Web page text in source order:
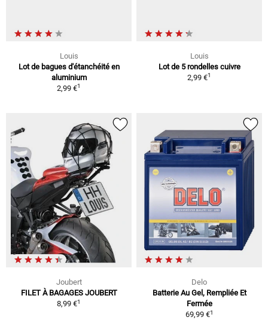
Louis
Lot de bagues d'étanchéité en
aluminium
2,99 €1
Louis
Lot de 5 rondelles cuivre
2,99 €1
Joubert
FILET À BAGAGES JOUBERT
8,99 €1
Delo
Batterie Au Gel, Rempliée Et
Fermée
69,99 €1